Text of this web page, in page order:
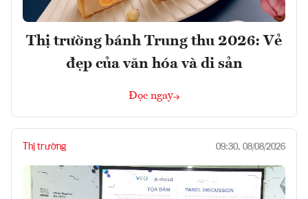
Thị trường bánh Trung thu 2026: Vẻ
đẹp của văn hóa và di sản
Đọc ngay
Thị trường 09:30, 08/08/2026